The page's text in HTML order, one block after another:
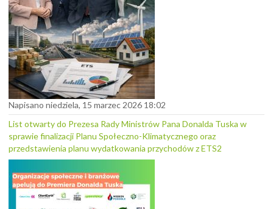
Napisano niedziela, 15 marzec 2026 18:02
List otwarty do Prezesa Rady Ministrów Pana Donalda Tuska w
sprawie finalizacji Planu Społeczno-Klimatycznego oraz
przedstawienia planu wydatkowania przychodów z ETS2